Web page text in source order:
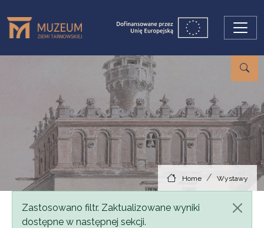
Home Wystawy
Status message
Zastosowano filtr. Zaktualizowane wyniki
dostępne w następnej sekcji.